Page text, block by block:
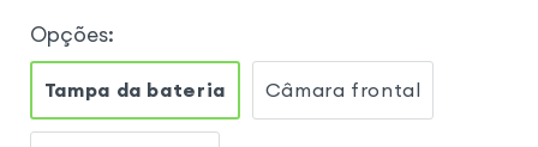
Opções:
Tampa da bateria Câmara frontal